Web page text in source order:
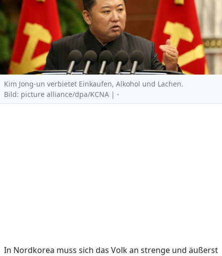
Kim Jong-un verbietet Einkaufen, Alkohol und Lachen.
Bild: picture alliance/dpa/KCNA | -
In Nordkorea muss sich das Volk an strenge und äußerst